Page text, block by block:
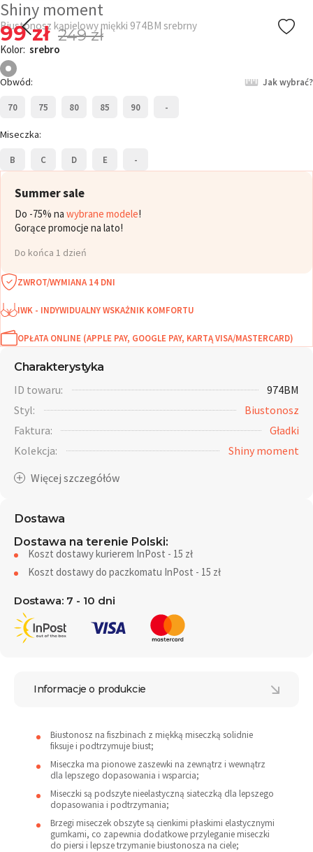
Shiny moment
Biustonosz kąpielowy miękki 974BM srebrny
99 zł 249 zł
Kolor: srebro
Obwód: Jak wybrać?
70 75 80 85 90 -
Miseczka:
B C D E -
Summer sale
Do -75% na wybrane modele!
Gorące promocje na lato!
Do końca 1 dzień
ZWROT/WYMIANA 14 DNI
IWK - INDYWIDUALNY WSKAŻNIK KOMFORTU
OPŁATA ONLINE (APPLE PAY, GOOGLE PAY, KARTĄ VISA/MASTERCARD)
Charakterystyka
ID towaru:
974BM
Styl:
Biustonosz
Faktura:
Gładki
Kolekcja:
Shiny moment
Dostawa
Dostawa na terenie Polski:
Koszt dostawy kurierem InPost - 15 zł
Koszt dostawy do paczkomatu InPost - 15 zł
Dostawa: 7 - 10 dni
Informacje o produkcie
Biustonosz na fiszbinach z miękką miseczką solidnie
fiksuje i podtrzymuje biust;
Miseczka ma pionowe zaszewki na zewnątrz i wewnątrz
dla lepszego dopasowania i wsparcia;
Miseczki są podszyte nieelastyczną siateczką dla lepszego
dopasowania i podtrzymania;
Brzegi miseczek obszyte są cienkimi płaskimi elastycznymi
gumkami, co zapewnia dodatkowe przyleganie miseczki
do piersi i lepsze trzymanie biustonosza na ciele;